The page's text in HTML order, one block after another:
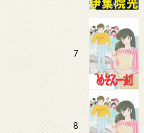
7
8